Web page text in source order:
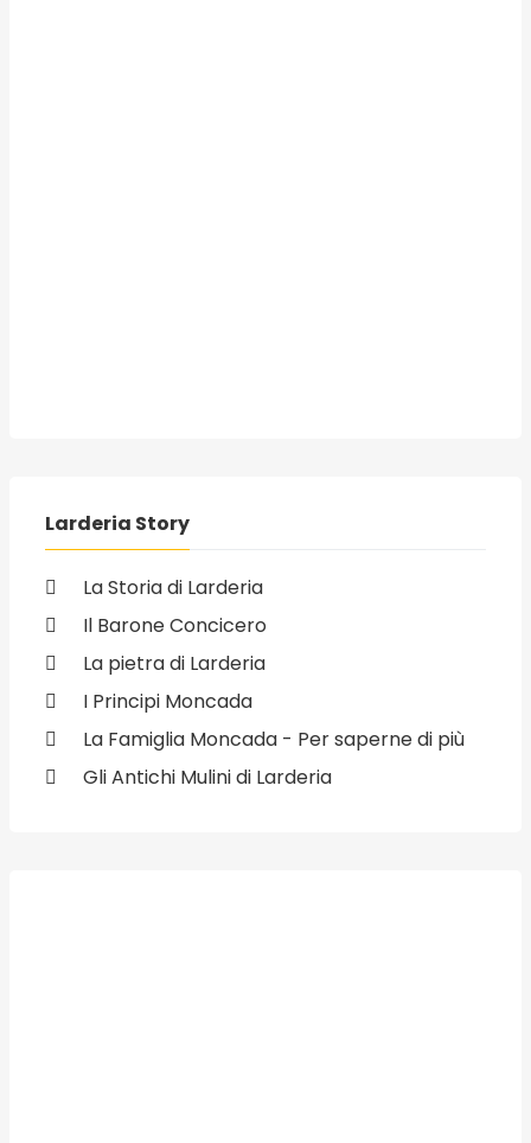
Larderia Story
La Storia di Larderia
Il Barone Concicero
La pietra di Larderia
I Principi Moncada
La Famiglia Moncada - Per saperne di più
Gli Antichi Mulini di Larderia